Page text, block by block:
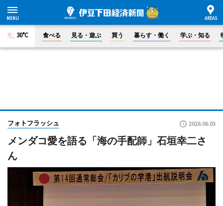
30°C 食べる 見る・遊ぶ 買う 暮らす・働く 学ぶ・知る
フォトフラッシュ 2026.06.03
メンダコ愛を語る「海の手配師」石垣幸二さ
ん